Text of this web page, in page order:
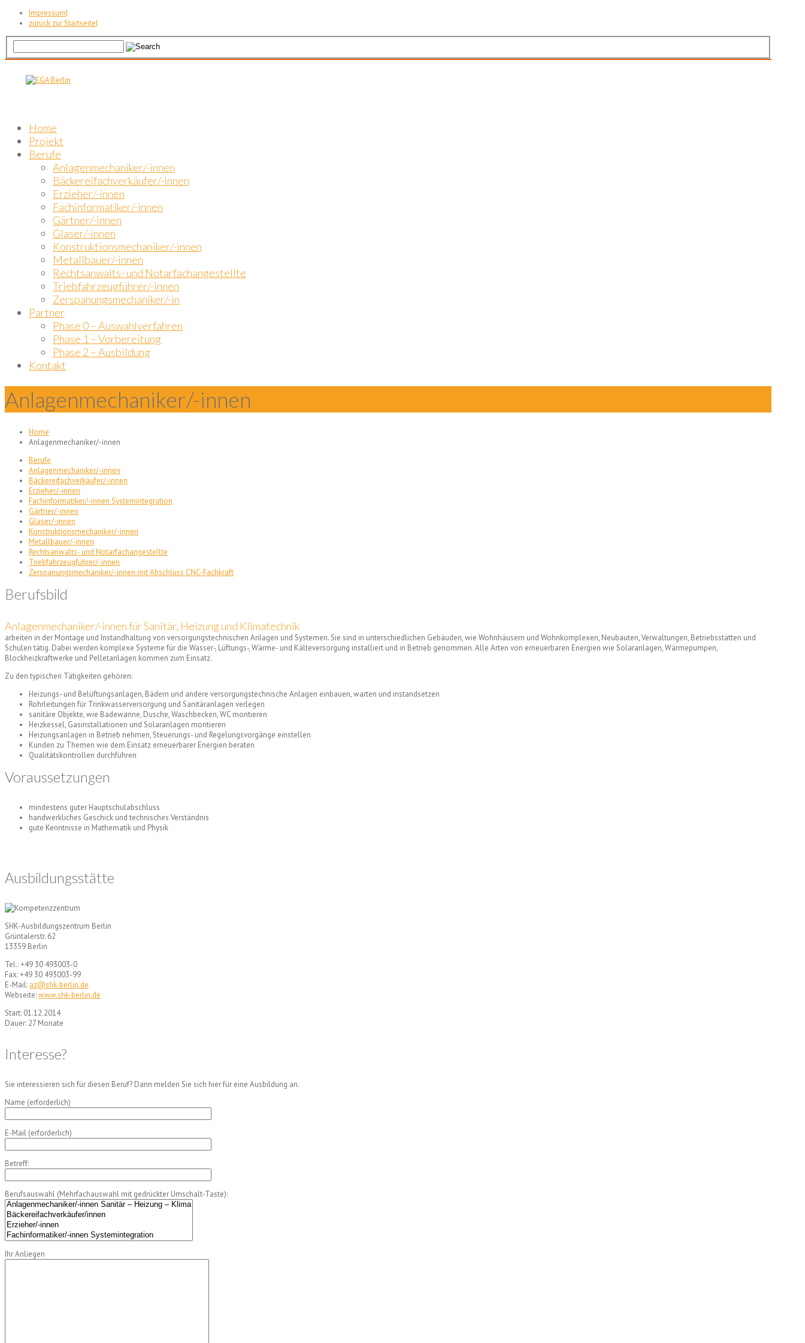
Impressum|
zurück zur Startseite|
Home
Projekt
Berufe
Anlagenmechaniker/-innen
Bäckereifachverkäufer/-innen
Erzieher/-innen
Fachinformatiker/-innen
Gärtner/-innen
Glaser/-innen
Konstruktionsmechaniker/-innen
Metallbauer/-innen
Rechtsanwalts- und Notarfachangestellte
Triebfahrzeugführer/-innen
Zerspanungsmechaniker/-in
Partner
Phase 0 – Auswahlverfahren
Phase 1 – Vorbereitung
Phase 2 – Ausbildung
Kontakt
Anlagenmechaniker/-innen
Home
Anlagenmechaniker/-innen
Berufe
Anlagenmechaniker/-innen
Bäckereifachverkäufer/-innen
Erzieher/-innen
Fachinformatiker/-innen Systemintegration
Gärtner/-innen
Glaser/-innen
Konstruktionsmechaniker/-innen
Metallbauer/-innen
Rechtsanwalts- und Notarfachangestellte
Triebfahrzeugführer/-innen
Zerspanungsmechaniker/-innen mit Abschluss CNC-Fachkraft
Berufsbild
Anlagenmechaniker/-innen für Sanitär, Heizung und Klimatechnik
arbeiten in der Montage und Instandhaltung von versorgungstechnischen Anlagen und Systemen. Sie sind in unterschiedlichen Gebäuden, wie Wohnhäusern und Wohnkomplexen, Neubauten, Verwaltungen, Betriebsstätten und
Schulen tätig. Dabei werden komplexe Systeme für die Wasser-, Lüftungs-, Wärme- und Kälteversorgung installiert und in Betrieb genommen. Alle Arten von erneuerbaren Energien wie Solaranlagen, Wärmepumpen,
Blockheizkraftwerke und Pelletanlagen kommen zum Einsatz.
Zu den typischen Tätigkeiten gehören:
Heizungs- und Belüftungsanlagen, Bädern und andere versorgungstechnische Anlagen einbauen, warten und instandsetzen
Rohrleitungen für Trinkwasserversorgung und Sanitäranlagen verlegen
sanitäre Objekte, wie Badewanne, Dusche, Waschbecken, WC montieren
Heizkessel, Gasinstallationen und Solaranlagen montieren
Heizungsanlagen in Betrieb nehmen, Steuerungs- und Regelungsvorgänge einstellen
Kunden zu Themen wie dem Einsatz erneuerbarer Energien beraten
Qualitätskontrollen durchführen
Voraussetzungen
mindestens guter Hauptschulabschluss
handwerkliches Geschick und technisches Verständnis
gute Kenntnisse in Mathematik und Physik
Ausbildungsstätte
SHK-Ausbildungszentrum Berlin
Grüntalerstr. 62
13359 Berlin
Tel.: +49 30 493003-0
Fax: +49 30 493003-99
E-Mail: az@shk-berlin.de
Webseite:www.shk-berlin.de
Start: 01.12.2014
Dauer: 27 Monate
Interesse?
Sie interessieren sich für diesen Beruf? Dann melden Sie sich hier für eine Ausbildung an.
Name (erforderlich)
E-Mail (erforderlich)
Betreff:
Berufsauswahl (Mehrfachauswahl mit gedrückter Umschalt-Taste):
Ihr Anliegen